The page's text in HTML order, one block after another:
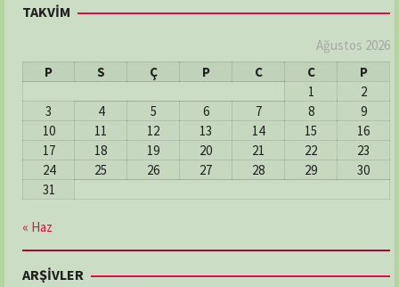
TAKVİM
Ağustos 2026
P
S Ç P C C
P
1
2
3
4 5 6 7 8
9
10
11 12 13 14 15
16
17
18 19 20 21 22
23
24
25 26 27 28 29
30
31
« Haz
ARŞİVLER